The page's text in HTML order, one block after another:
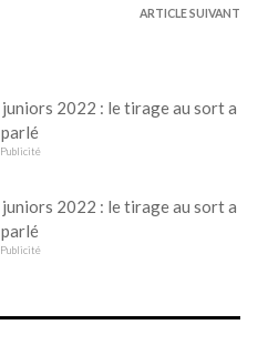
ARTICLE SUIVANT
Publicité
Publicité